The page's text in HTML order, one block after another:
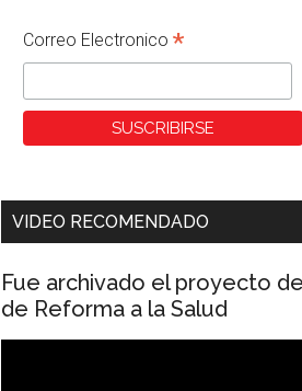
Correo Electronico *
VIDEO RECOMENDADO
Fue archivado el proyecto
de Reforma a la Salud